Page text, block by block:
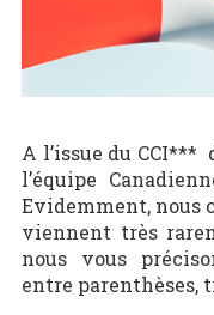
A l’issue du
l’équipe
Evidemment, nous
viennent très
nous vous
entre parenthèses,